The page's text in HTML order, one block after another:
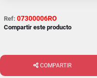
Ref: 07300006RO
Compartir este producto
COMPARTIR